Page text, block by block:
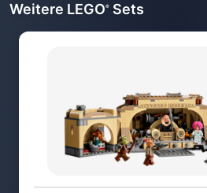
Weitere LEGO® Sets